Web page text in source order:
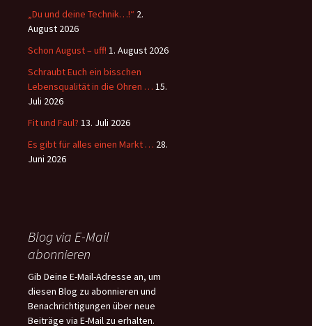
„Du und deine Technik…!“ 2.
August 2026
Schon August – uff! 1. August 2026
Schraubt Euch ein bisschen
Lebensqualität in die Ohren … 15.
Juli 2026
Fit und Faul? 13. Juli 2026
Es gibt für alles einen Markt … 28.
Juni 2026
Blog via E-Mail
abonnieren
Gib Deine E-Mail-Adresse an, um
diesen Blog zu abonnieren und
Benachrichtigungen über neue
Beiträge via E-Mail zu erhalten.